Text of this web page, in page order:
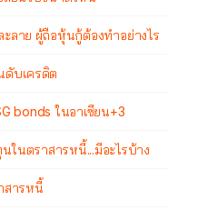
ลาย ผู้ถือหุ้นกู้ต้องทำอย่างไร
ดับเครดิต
bonds ในอาเซียน+3
ในตราสารหนี้...มีอะไรบ้าง
สารหนี้